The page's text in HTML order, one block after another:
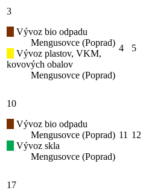
3
Vývoz bio odpadu
Mengusovce (Poprad)
Vývoz plastov, VKM,
kovových obalov
Mengusovce (Poprad)
4 5
10
Vývoz bio odpadu
Mengusovce (Poprad)
Vývoz skla
Mengusovce (Poprad)
11 12
17